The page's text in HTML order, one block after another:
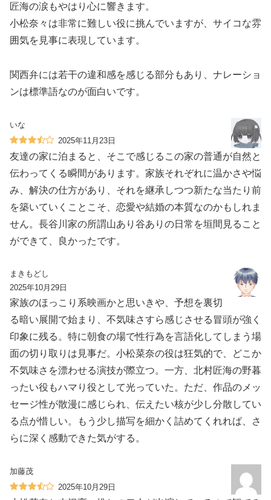
匠海の涙もやはり心に響きます。
小松奈々は非常に難しい役に挑んでいますが、サイコな雰
囲気を見事に表現しています。
関西弁には若干の違和感を感じる部分もあり、ナレーショ
ンは標準語なのが面白いです。
いな
2025年11月23日
友達の家に泊まると、そこで感じるこの家の普通が自然と
伝わってくる瞬間があります。家族それぞれに温かさや悩
み、解決の仕方があり、それを継承しつつ新たな当たり前
を築いていくことこそ、恋愛や結婚の本質なのかもしれま
せん。長谷川家の所謂山あり谷ありの日常を垣間見ること
ができて、良かったです。
まきもどし
2025年10月29日
家族のほっこり系映画かと思いきや、予想を裏切
る暗い展開で始まり、不気味さすら感じさせる冒頭が強く
印象に残る。特に朝食の場で性行為を言語化してしまう場
面の切り取りは見事だ。小松菜奈の役は狂気的で、どこか
不気味さを漂わせる演技が際立つ。一方、北村匠海の野暮
ったい役もハマり役として光っていた。ただ、作品のメッ
セージ性が散漫に感じられ、伝えたい核が少し分散してい
る点が惜しい。もう少し描写を細かく詰めてくれれば、さ
らに深く感動できた気がする。
加藤茂
2025年10月29日